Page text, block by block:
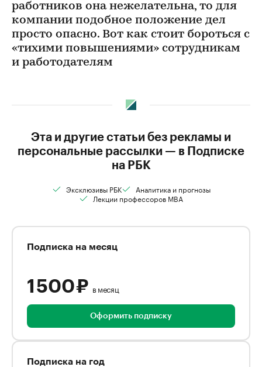
работников она нежелательна, то для
компании подобное положение дел
просто опасно. Вот как стоит бороться с
«тихими повышениями» сотрудникам
и работодателям
Эта и другие статьи без рекламы и
персональные рассылки — в Подписке
на РБК
Эксклюзивы РБК
Аналитика и прогнозы
Лекции профессоров MBA
Подписка на месяц
1 500 ₽ в месяц
Оформить подписку
Подписка на год